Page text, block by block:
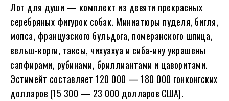
Лот для души — комплект из девяти прекрасных
серебряных фигурок собак. Миниатюры пуделя, бигля,
мопса, французского бульдога, померанского шпица,
вельш-корги, таксы, чихуахуа и сиба-ину украшены
сапфирами, рубинами, бриллиантами и цаворитами.
Эстимейт составляет 120 000 — 180 000 гонконгских
долларов (15 300 — 23 000 долларов США).